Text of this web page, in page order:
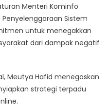
Menteri Kominfo
Sistem
untuk menegakkan
dari dampak negatif
Meutya Hafid menegaskan
strategi terpadu